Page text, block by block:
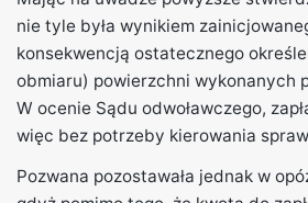
nie tyle była wynikiem
konsekwencją ostatecznego
obmiaru) powierzchni wykonanych
W ocenie Sądu odwoławczego,
więc bez potrzeby kierowania
Pozwana pozostawała jednak w